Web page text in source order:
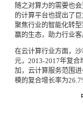
随之对算力的需要也
的计算平台也提出了
聚焦行业的智能化转
赢的生态，助力行业
在云计算行业方面，
元，2013-2017年复合
加，云计算服务范围
模的复合增长率为